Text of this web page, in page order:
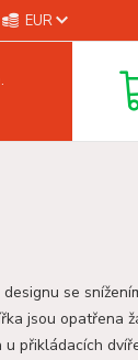
EUR
se
jsou opatřena
u přikládacích